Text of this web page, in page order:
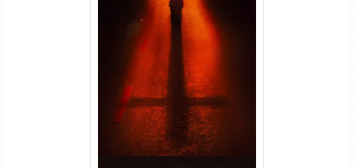
Passageiro do Mal Torrent
(2026) WEB-DL 1080p Dual
Áudio